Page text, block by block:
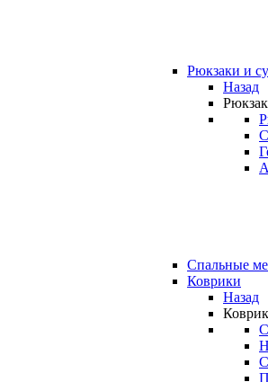
Рюкзаки и
Назад
Спальные
Коврики
Назад